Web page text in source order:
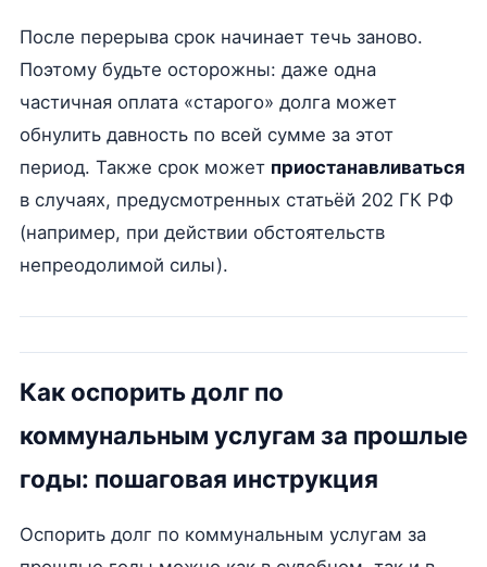
После перерыва срок начинает течь заново.
Поэтому будьте осторожны: даже одна
частичная оплата «старого» долга может
обнулить давность по всей сумме за этот
период. Также срок может приостанавливаться
в случаях, предусмотренных статьёй 202 ГК РФ
(например, при действии обстоятельств
непреодолимой силы).
Как оспорить долг по
коммунальным услугам за прошлые
годы: пошаговая инструкция
Оспорить долг по коммунальным услугам за